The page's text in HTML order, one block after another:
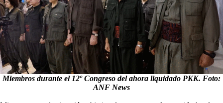
Miembros durante el 12º Congreso del ahora liquidado PKK. Foto:
ANF News